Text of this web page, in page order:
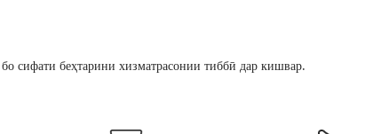
сифати беҳтарини хизматрасонии тиббӣ дар кишвар.